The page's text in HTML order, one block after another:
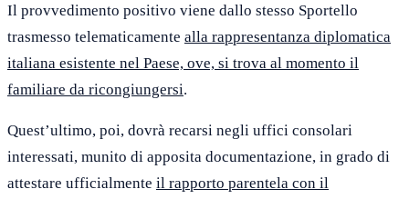
Il provvedimento positivo viene dallo stesso Sportello
trasmesso telematicamente alla rappresentanza diplomatica
italiana esistente nel Paese, ove, si trova al momento il
familiare da ricongiungersi.
Quest’ultimo, poi, dovrà recarsi negli uffici consolari
interessati, munito di apposita documentazione, in grado di
attestare ufficialmente il rapporto parentela con il